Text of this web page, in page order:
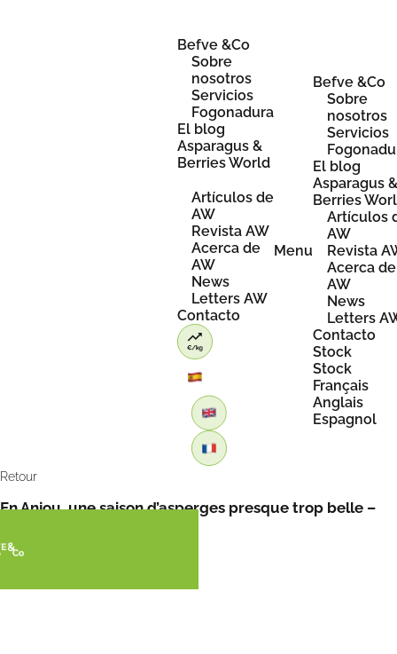
Befve &Co
Sobre
nosotros
Servicios
Fogonadura
El blog
Asparagus &
Berries World
Artículos de
AW
Revista AW
Acerca de
AW
News
Letters AW
Contacto
Menu
Befve &Co
Sobre
nosotros
Servicios
El blog
Asparagus
Berries
Artículos
AW
Revista
Acerca de
AW
News
Letters
Contacto
Stock
Stock
Français
Anglais
Espagnol
Retour
En Anjou, une saison d’asperges presque trop belle –